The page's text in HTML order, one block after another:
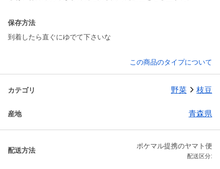
保存方法
到着したら直ぐにゆでて下さいな
この商品のタイプについて
カテゴリ 野菜 枝豆
産地 青森県
配送方法
ポケマル提携のヤマト便
配送区分: